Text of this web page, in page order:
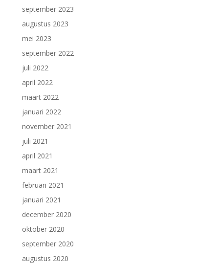
september 2023
augustus 2023
mei 2023
september 2022
juli 2022
april 2022
maart 2022
januari 2022
november 2021
juli 2021
april 2021
maart 2021
februari 2021
januari 2021
december 2020
oktober 2020
september 2020
augustus 2020